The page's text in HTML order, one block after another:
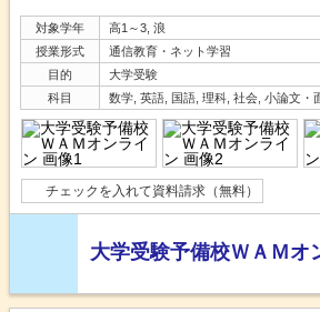
対象学年
高1～3, 浪
授業形式
通信教育・ネット学習
目的
大学受験
科目
数学, 英語, 国語, 理科, 社会, 小論文・
チェックを入れて資料請求（無料）
大学受験予備校ＷＡＭオ